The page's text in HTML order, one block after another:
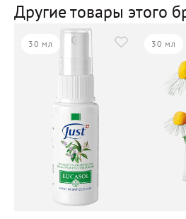
Другие товары этого
30 мл 30 мл